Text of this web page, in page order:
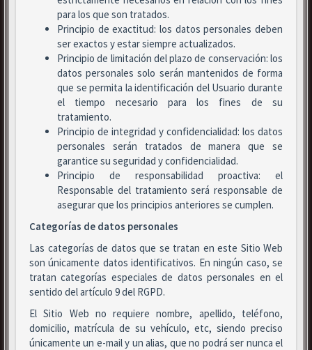
para los que son tratados.
Principio de exactitud: los datos personales deben
ser exactos y estar siempre actualizados.
Principio de limitación del plazo de conservación: los
datos personales solo serán mantenidos de forma
que se permita la identificación del Usuario durante
el tiempo necesario para los fines de su
tratamiento.
Principio de integridad y confidencialidad: los datos
personales serán tratados de manera que se
garantice su seguridad y confidencialidad.
Principio de responsabilidad proactiva: el
Responsable del tratamiento será responsable de
asegurar que los principios anteriores se cumplen.
Categorías de datos personales
Las categorías de datos que se tratan en este Sitio Web
son únicamente datos identificativos. En ningún caso, se
tratan categorías especiales de datos personales en el
sentido del artículo 9 del RGPD.
El Sitio Web no requiere nombre, apellido, teléfono,
domicilio, matrícula de su vehículo, etc, siendo preciso
únicamente un e-mail y un alias, que no podrá ser nunca el